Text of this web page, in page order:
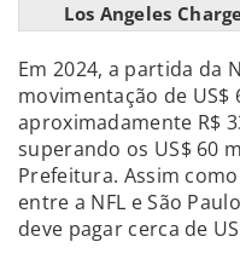
Los Angeles
Em 2024, a partida da
movimentação de US$
aproximadamente R$
superando os US$ 60
Prefeitura. Assim
entre a NFL e São
deve pagar cerca de